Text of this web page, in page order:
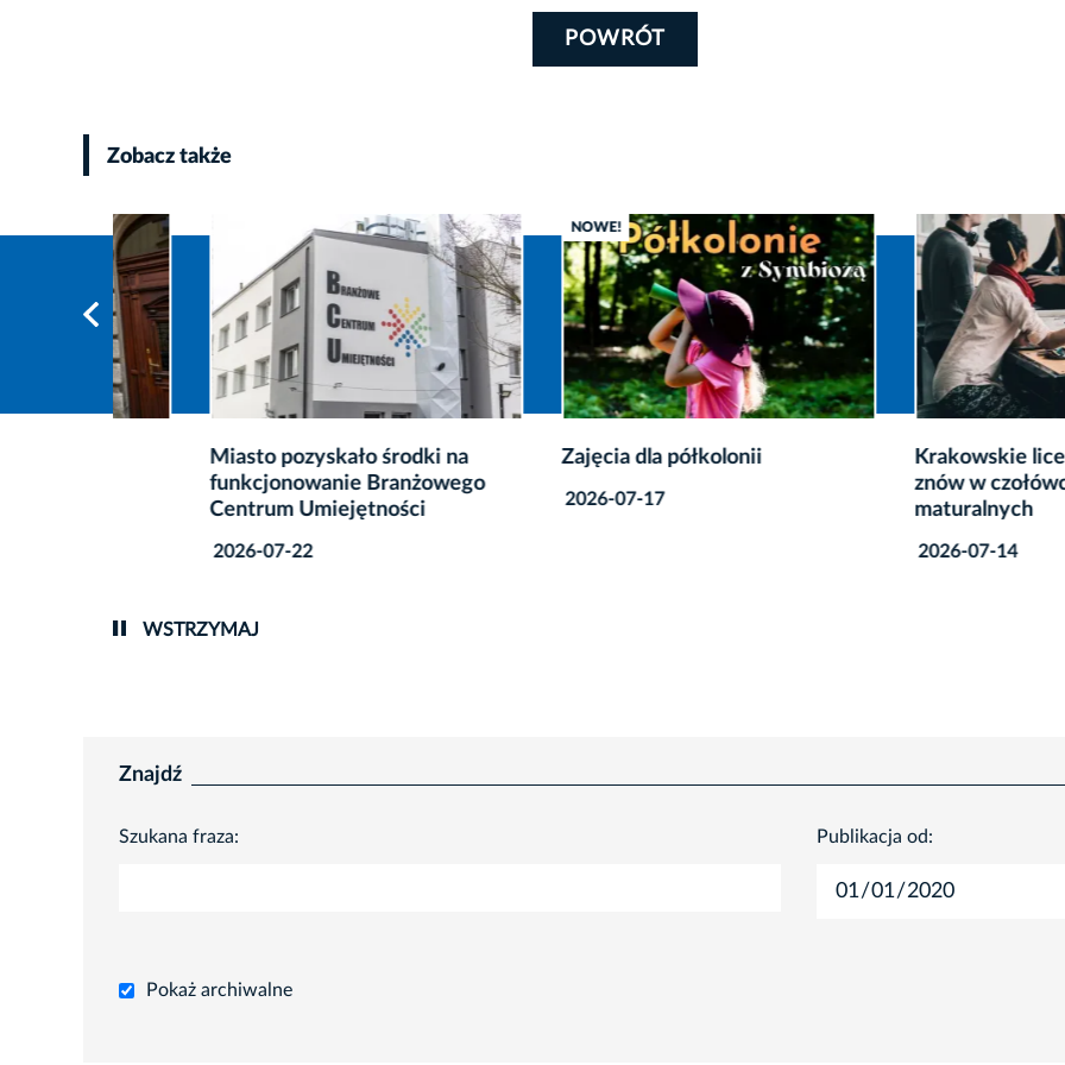
POWRÓT
Zobacz także
Miasto pozyskało środki na
funkcjonowanie Branżowego
Centrum Umiejętności
2026-07-22
NOWE!
Zajęcia dla półkolonii
2026-07-17
Krakowskie licea i
znów w czołówce
maturalnych
2026-07-14
WSTRZYMAJ
Znajdź
Szukana fraza: Publikacja od:
Pokaż archiwalne